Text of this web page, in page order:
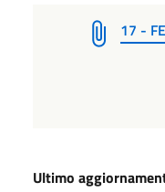
17 -
Ultimo